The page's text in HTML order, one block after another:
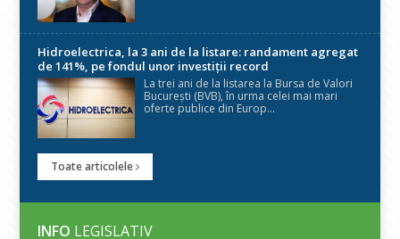
Hidroelectrica, la 3 ani de la listare: randament agregat
de 141%, pe fondul unor investiții record
La trei ani de la listarea la Bursa de Valori
București (BVB), în urma celei mai mari
oferte publice din Europ...
Toate articolele
INFO LEGISLATIV